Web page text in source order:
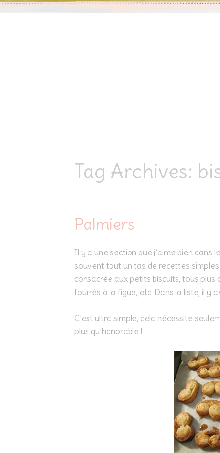
Tag Archives:
Palmiers
Il y a une section que j’aime bien dans
souvent tout un tas de recettes
consacrée aux petits biscuits, tous plus
fourrés à la figue, etc. Dans la liste, il y
C’est ultra simple, cela nécessite
plus qu’honorable !